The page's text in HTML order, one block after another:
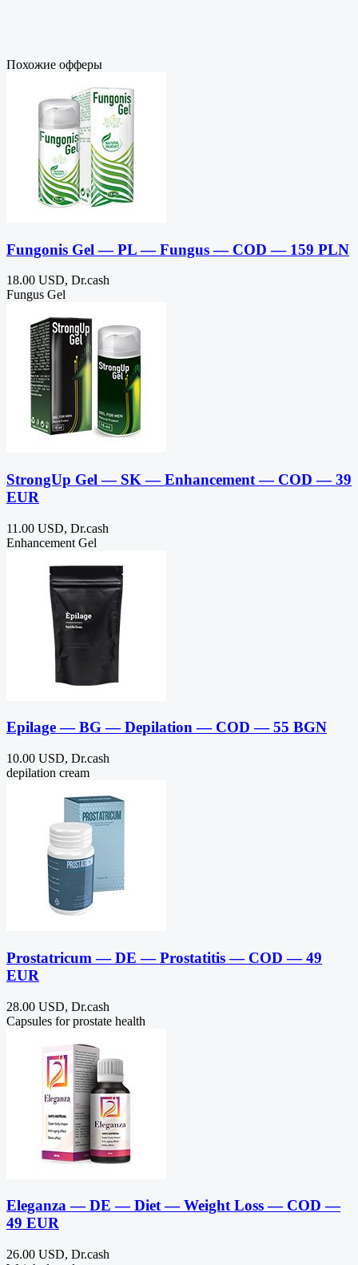
Похожие офферы
Fungonis Gel — PL — Fungus — COD — 159 PLN
18.00 USD, Dr.cash
Fungus Gel
StrongUp Gel — SK — Enhancement — COD — 39
EUR
11.00 USD, Dr.cash
Enhancement Gel
Epilage — BG — Depilation — COD — 55 BGN
10.00 USD, Dr.cash
depilation cream
Prostatricum — DE — Prostatitis — COD — 49
EUR
28.00 USD, Dr.cash
Capsules for prostate health
Eleganza — DE — Diet — Weight Loss — COD —
49 EUR
26.00 USD, Dr.cash